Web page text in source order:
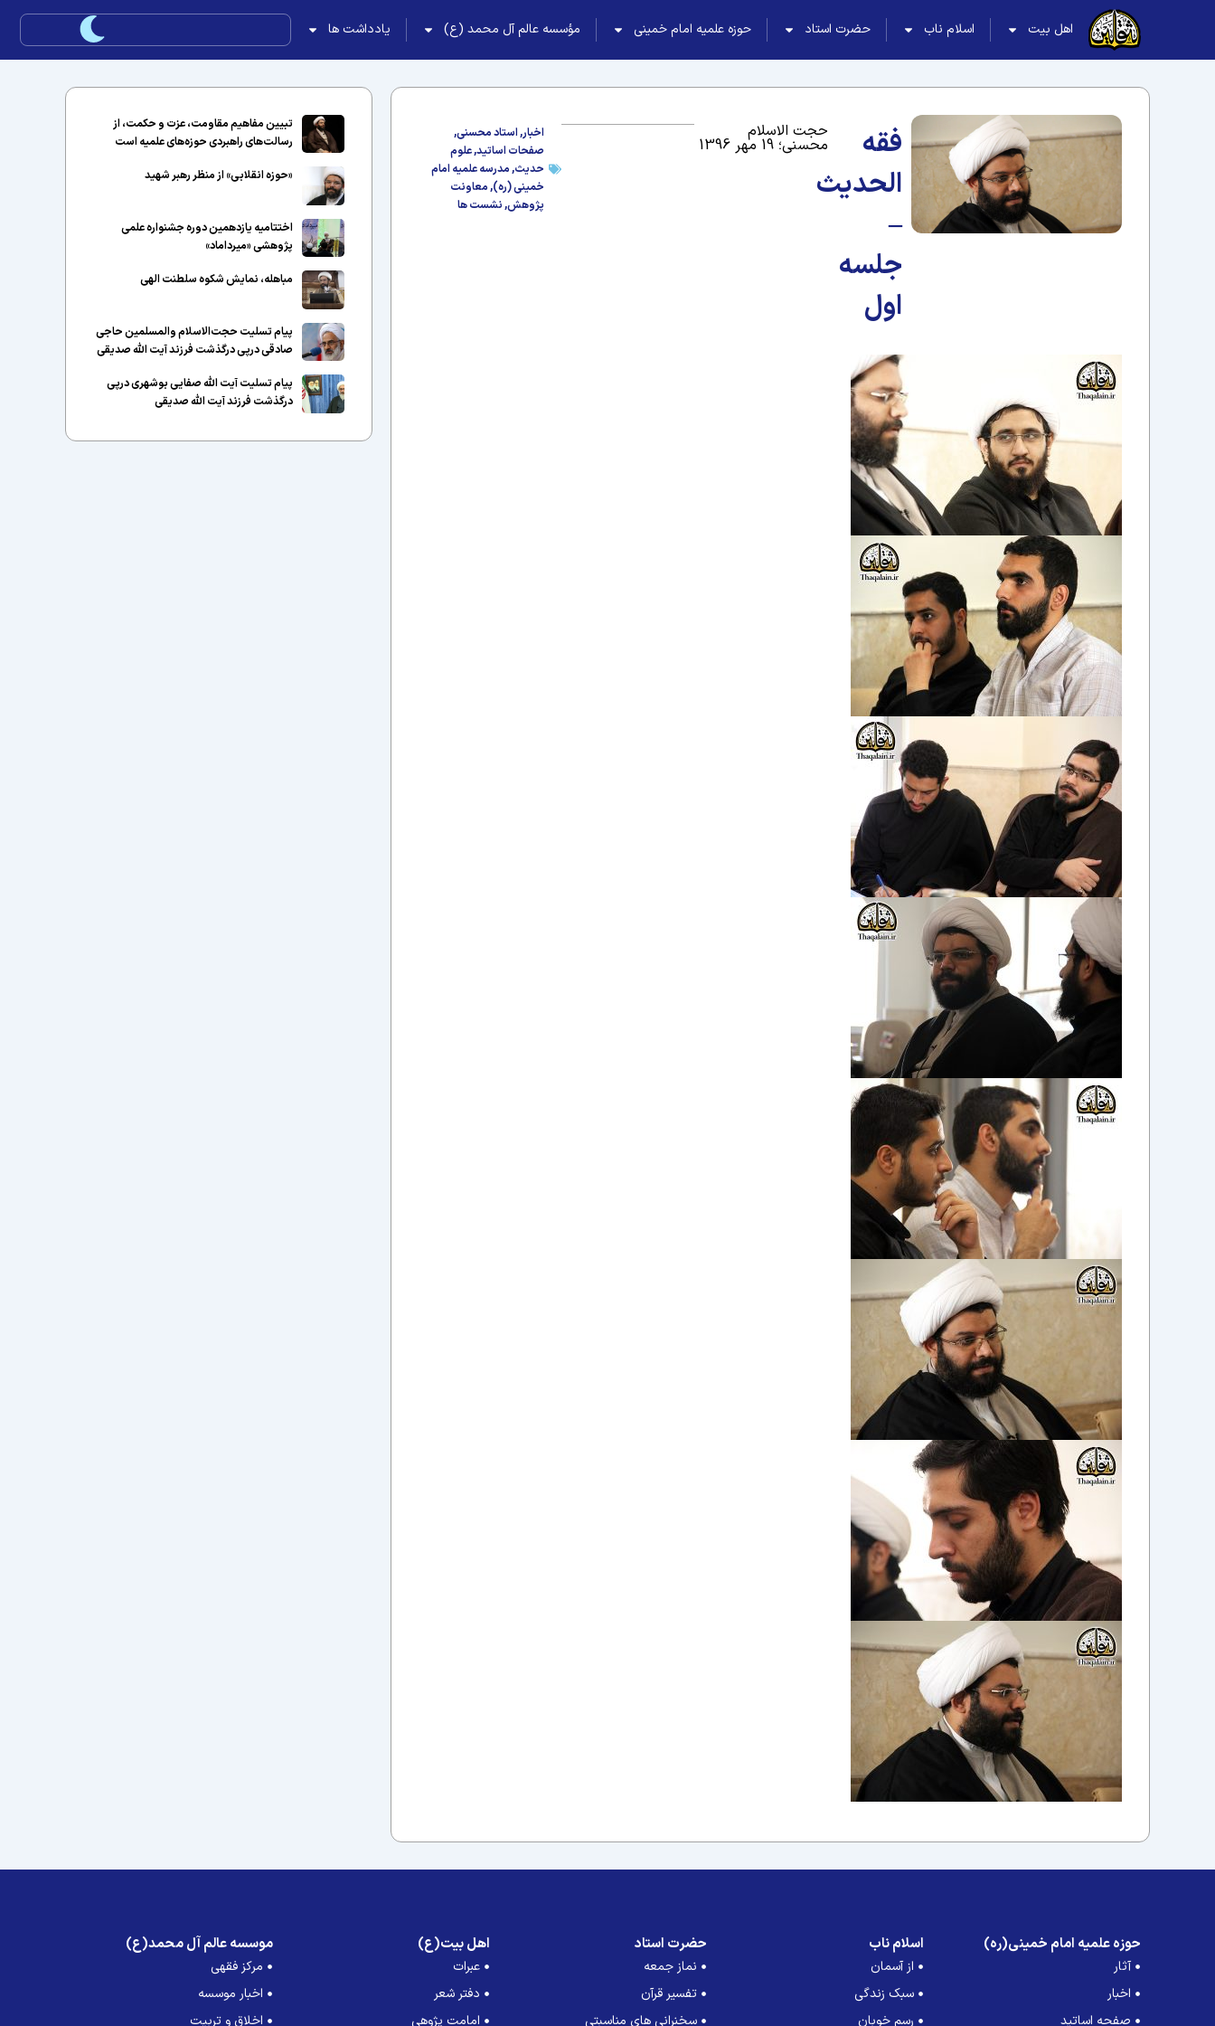
اهل بیت اسلام ناب حضرت استاد حوزه علمیه امام خمینی مؤسسه عالم آل محمد (ع) یادداشت ها
فقه
الحدیث
–
جلسه
اول
حجت الاسلام
محسنی؛ 19 مهر 1396
اخبار,استاد محسنی,
صفحات اساتید,علوم
حدیث,مدرسه علمیه امام
خمینی (ره),معاونت
پژوهش,نشست ها
تبیین مفاهیم مقاومت، عزت و حکمت، از
رسالت‌های راهبردی حوزه‌های علمیه است
«حوزه انقلابی» از منظر رهبر شهید
اختتامیه یازدهمین دوره جشنواره علمی
پژوهشی «میرداماد»
مباهله، نمایش شکوه سلطنت الهی
پیام تسلیت حجت‌الاسلام والمسلمین حاجی
صادقی درپی درگذشت فرزند آیت الله صدیقی
پیام تسلیت آیت الله صفایی بوشهری درپی
درگذشت فرزند آیت الله صدیقی
حوزه علمیه امام خمینی(ره)
آثار
اخبار
صفحه اساتید
اسلام ناب
از آسمان
سبک زندگی
رسم خوبان
حضرت استاد
نماز جمعه
تفسیر قرآن
سخنرانی های مناسبتی
اهل بیت(ع)
عبرات
دفتر شعر
امامت پژوهی
موسسه عالم آل محمد(ع)
مرکز فقهی
اخبار موسسه
اخلاق و تربیت